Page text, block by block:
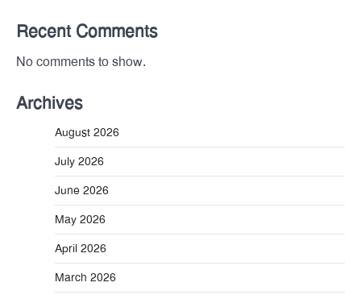
Recent Comments
No comments to show.
Archives
August 2026
July 2026
June 2026
May 2026
April 2026
March 2026